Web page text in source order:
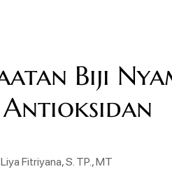
Biji
Antioksidan
Fitriyana, S. TP., MT